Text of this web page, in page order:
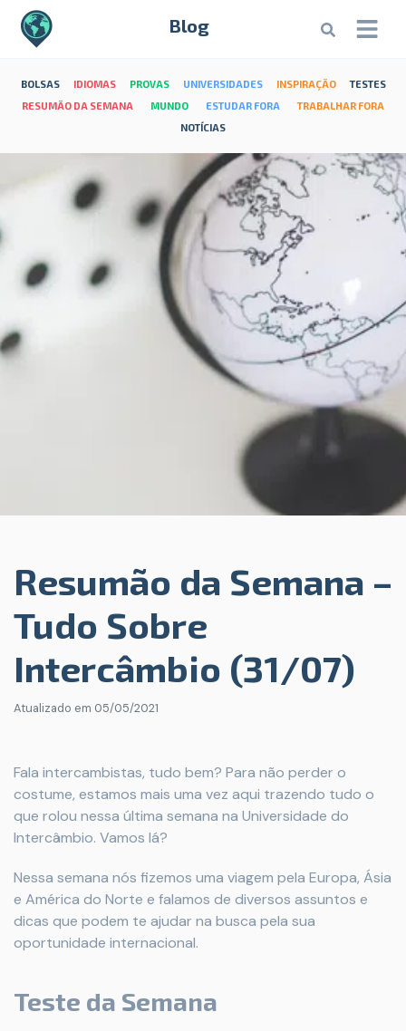
Blog
BOLSAS IDIOMAS PROVAS UNIVERSIDADES INSPIRAÇÃO
TESTES
RESUMÃO DA SEMANA
MUNDO ESTUDAR FORA
TRABALHAR FORA
NOTÍCIAS
Resumão da Semana –
Tudo Sobre
Intercâmbio (31/07)
Atualizado em 05/05/2021
Fala intercambistas, tudo bem? Para não perder o
costume, estamos mais uma vez aqui trazendo tudo o
que rolou nessa última semana na Universidade do
Intercâmbio. Vamos lá?
Nessa semana nós fizemos uma viagem pela Europa, Ásia
e América do Norte e falamos de diversos assuntos e
dicas que podem te ajudar na busca pela sua
oportunidade internacional.
Teste da Semana